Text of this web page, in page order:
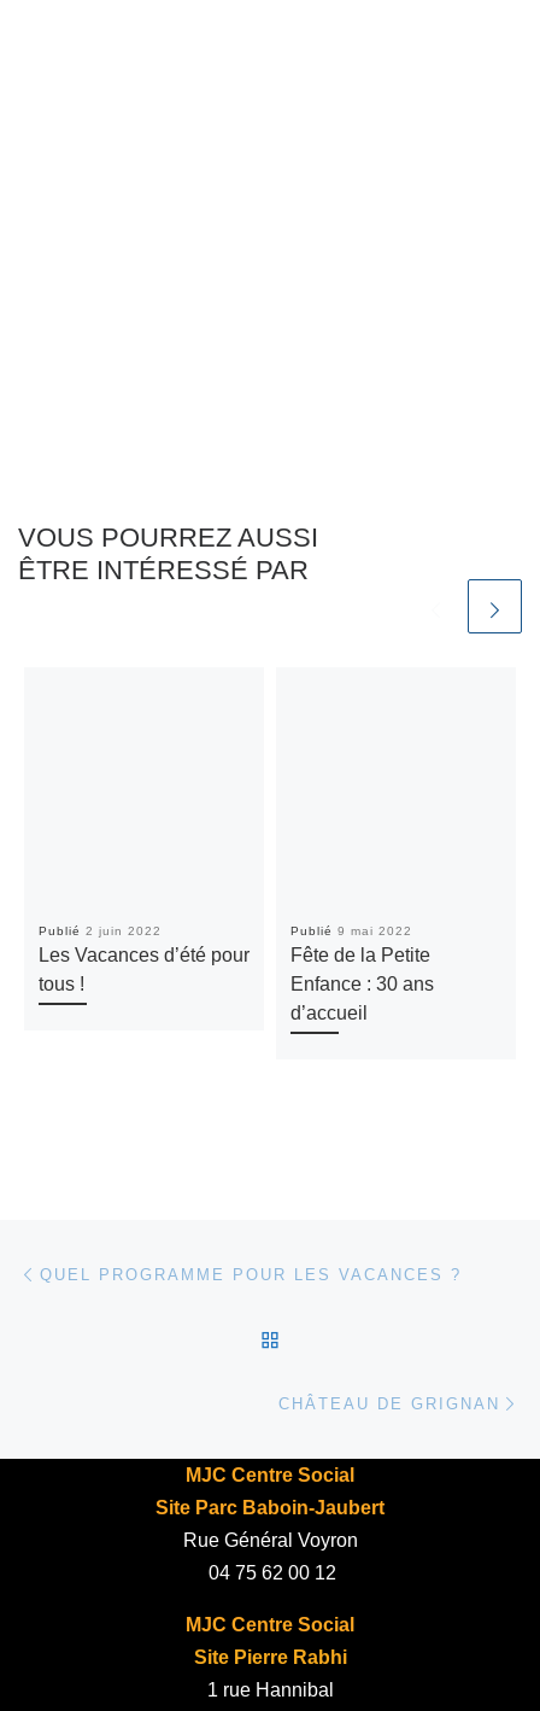
VOUS POURREZ AUSSI
ÊTRE INTÉRESSÉ PAR
Publié 2 juin 2022
Les Vacances d’été pour
tous !
Publié 9 mai 2022
Fête de la Petite
Enfance : 30 ans
d’accueil
Parcourir les articles
QUEL PROGRAMME POUR LES VACANCES ?
CHÂTEAU DE GRIGNAN
MJC Centre Social
Site Parc Baboin-Jaubert
Rue Général Voyron
04 75 62 00 12
MJC Centre Social
Site Pierre Rabhi
1 rue Hannibal